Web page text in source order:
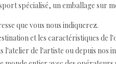
spécialisé, un emballage sur
que vous nous indiquerez.
et les caractéristiques de
l'atelier de l'artiste ou depuis